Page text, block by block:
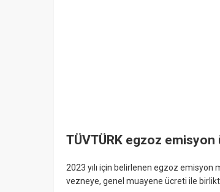
TÜVTÜRK egzoz
2023 yılı için belirlenen egzoz emisyon
vezneye, genel muayene ücreti ile birlikte